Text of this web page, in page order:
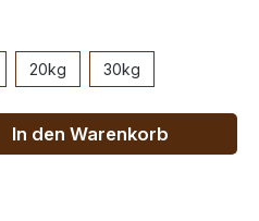
20kg 30kg
In den Warenkorb